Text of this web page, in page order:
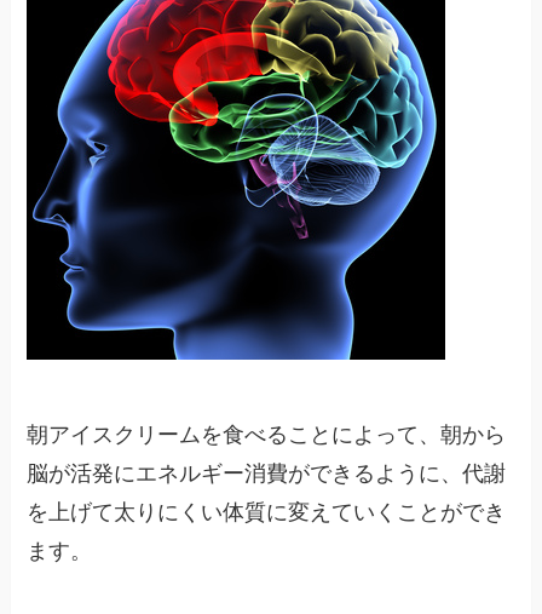
朝アイスクリームを食べることによって、朝から
脳が活発にエネルギー消費ができるように、代謝
を上げて太りにくい体質に変えていくことができ
ます。